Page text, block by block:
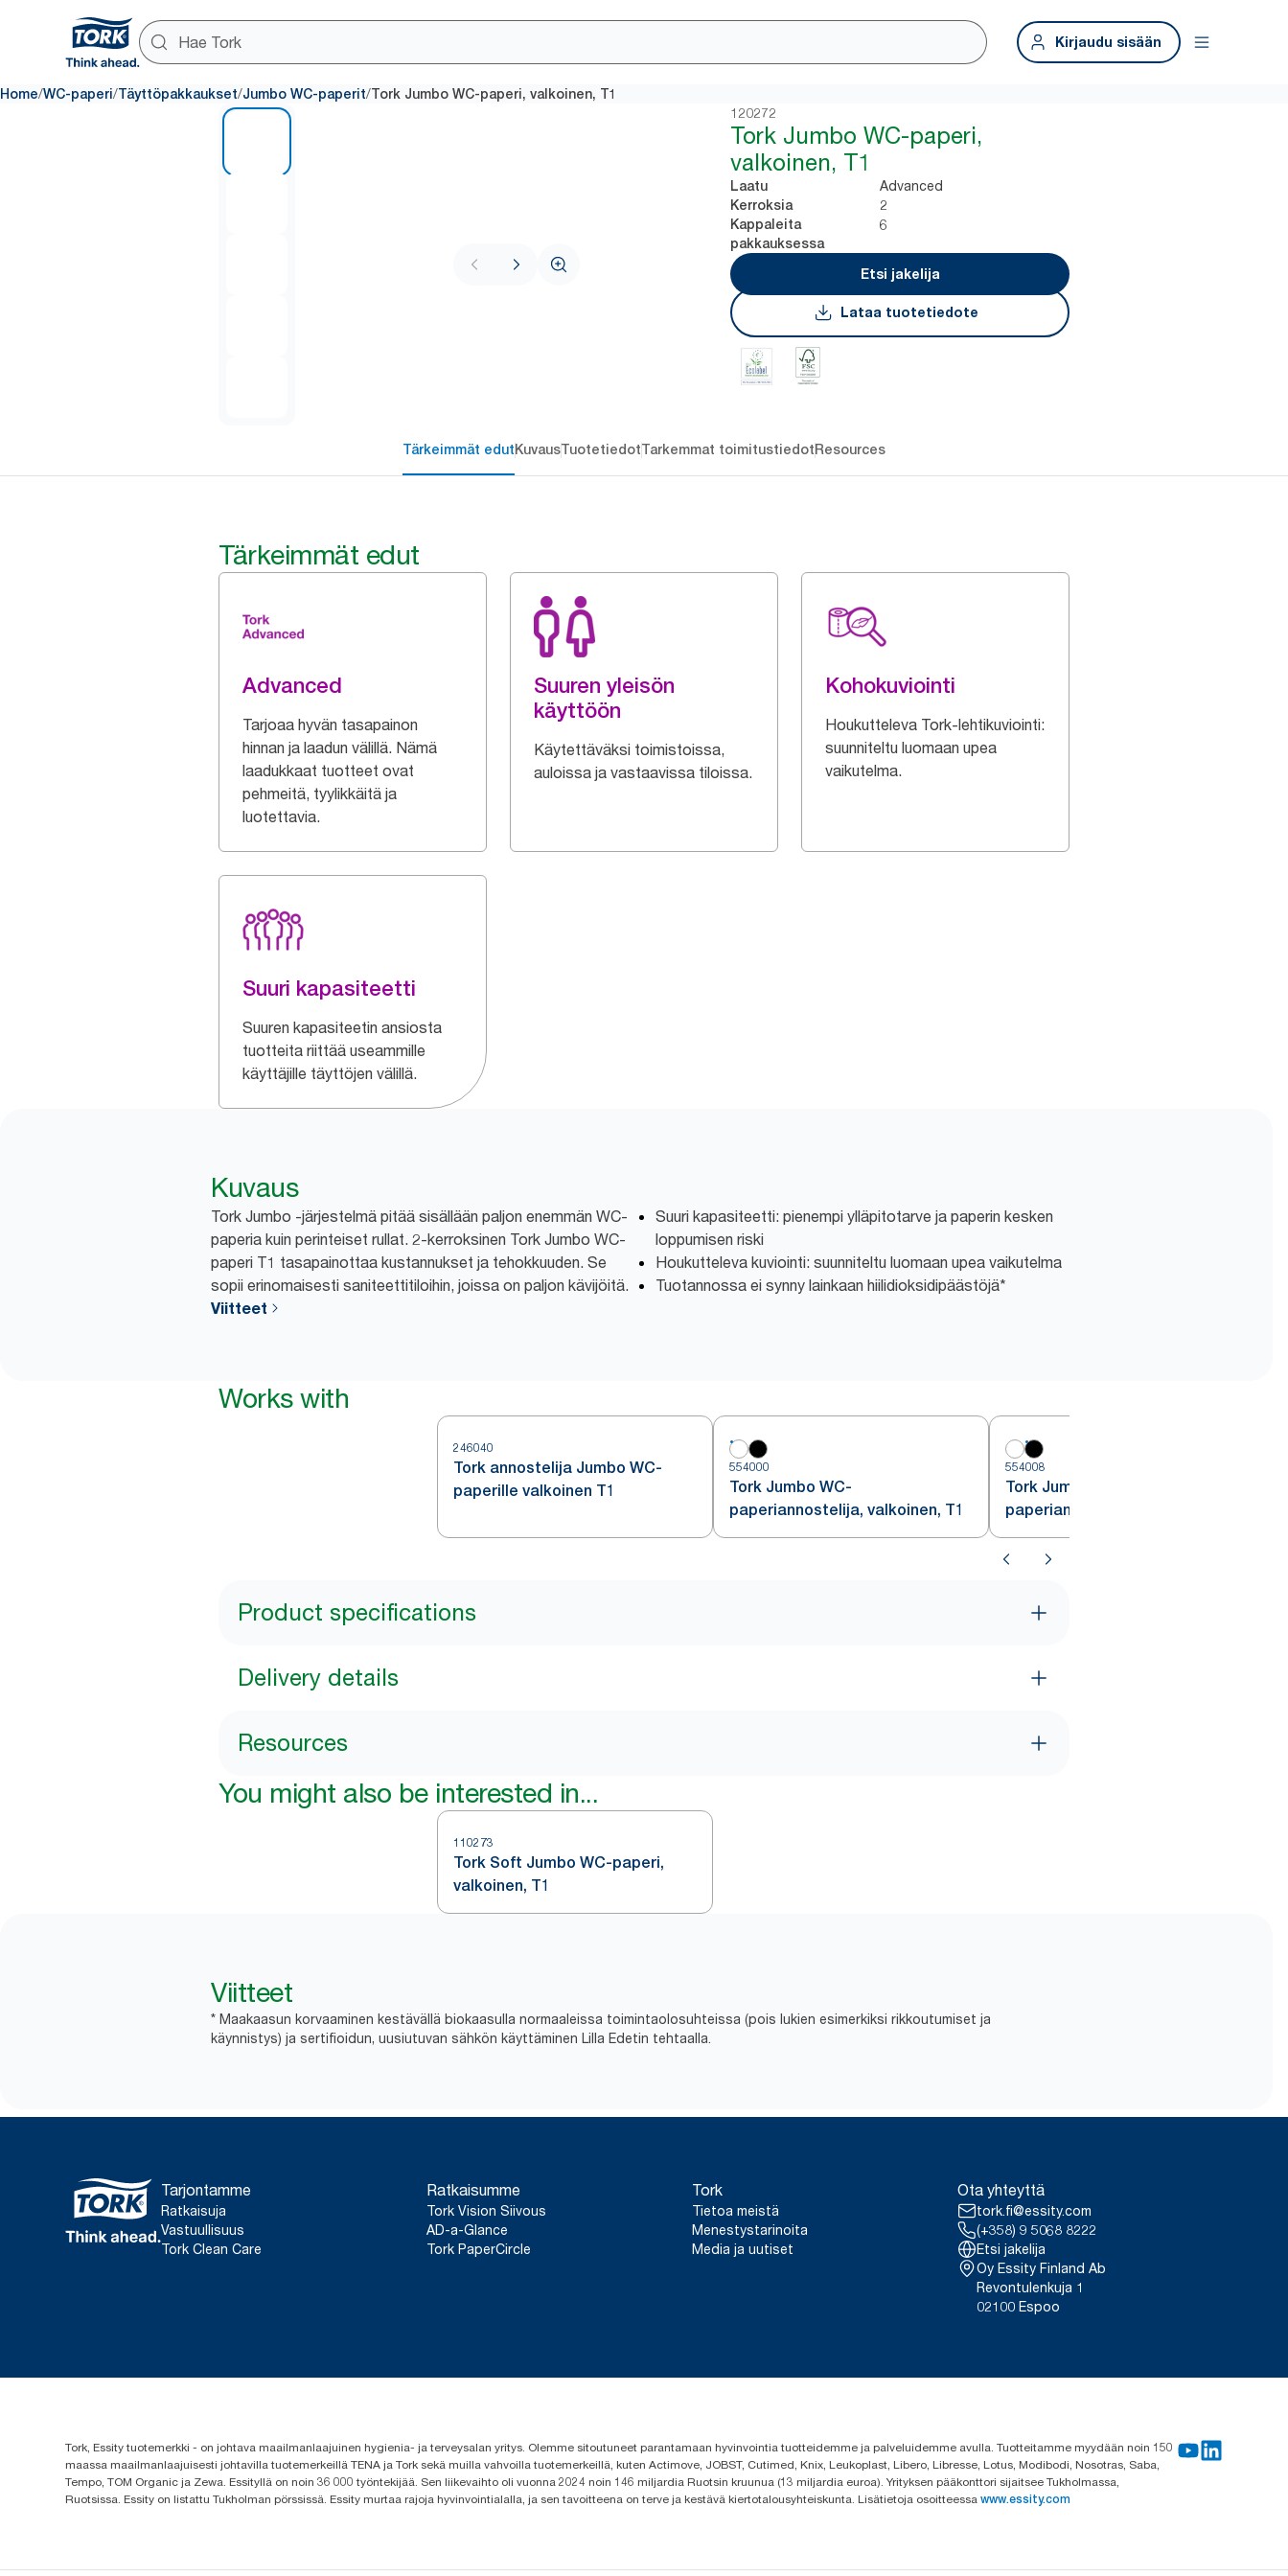
Kirjaudu sisään
Home/WC-paperi/Täyttöpakkaukset/Jumbo WC-paperit/Tork Jumbo WC-paperi, valkoinen, T1
120272
Tork Jumbo WC-paperi,
valkoinen, T1
Laatu Advanced
Kerroksia 2
Kappaleita
pakkauksessa
6
Etsi jakelija
Lataa tuotetiedote
Tärkeimmät edutKuvausTuotetiedotTarkemmat toimitustiedotResources
Tärkeimmät edut
Advanced
Tarjoaa hyvän tasapainon
hinnan ja laadun välillä. Nämä
laadukkaat tuotteet ovat
pehmeitä, tyylikkäitä ja
luotettavia.
Suuren yleisön
käyttöön
Käytettäväksi toimistoissa,
auloissa ja vastaavissa tiloissa.
Kohokuviointi
Houkutteleva Tork-lehtikuviointi:
suunniteltu luomaan upea
vaikutelma.
Suuri kapasiteetti
Suuren kapasiteetin ansiosta
tuotteita riittää useammille
käyttäjille täyttöjen välillä.
Kuvaus
Tork Jumbo -järjestelmä pitää sisällään paljon enemmän WC-
paperia kuin perinteiset rullat. 2-kerroksinen Tork Jumbo WC-
paperi T1 tasapainottaa kustannukset ja tehokkuuden. Se
sopii erinomaisesti saniteettitiloihin, joissa on paljon kävijöitä.
Viitteet
Suuri kapasiteetti: pienempi ylläpitotarve ja paperin kesken
loppumisen riski
Houkutteleva kuviointi: suunniteltu luomaan upea vaikutelma
Tuotannossa ei synny lainkaan hiilidioksidipäästöjä*
Works with
246040
Tork annostelija Jumbo WC-
paperille valkoinen T1
554000
Tork Jumbo WC-
paperiannostelija, valkoinen, T1
554008
Tork Jumbo WC-
paperiannostelija, musta, T1
Product specifications
Delivery details
Resources
You might also be interested in...
110273
Tork Soft Jumbo WC-paperi,
valkoinen, T1
Viitteet
* Maakaasun korvaaminen kestävällä biokaasulla normaaleissa toimintaolosuhteissa (pois lukien esimerkiksi rikkoutumiset ja
käynnistys) ja sertifioidun, uusiutuvan sähkön käyttäminen Lilla Edetin tehtaalla.
Tarjontamme
Ratkaisuja
Vastuullisuus
Tork Clean Care
Ratkaisumme
Tork Vision Siivous
AD-a-Glance
Tork PaperCircle
Tork
Tietoa meistä
Menestystarinoita
Media ja uutiset
Ota yhteyttä
tork.fi@essity.com
(+358) 9 5068 8222
Etsi jakelija
Oy Essity Finland Ab
Revontulenkuja 1
02100 Espoo
Tork, Essity tuotemerkki - on johtava maailmanlaajuinen hygienia- ja terveysalan yritys. Olemme sitoutuneet parantamaan hyvinvointia tuotteidemme ja palveluidemme avulla. Tuotteitamme myydään noin 150
maassa maailmanlaajuisesti johtavilla tuotemerkeillä TENA ja Tork sekä muilla vahvoilla tuotemerkeillä, kuten Actimove, JOBST, Cutimed, Knix, Leukoplast, Libero, Libresse, Lotus, Modibodi, Nosotras, Saba,
Tempo, TOM Organic ja Zewa. Essityllä on noin 36 000 työntekijää. Sen liikevaihto oli vuonna 2024 noin 146 miljardia Ruotsin kruunua (13 miljardia euroa). Yrityksen pääkonttori sijaitsee Tukholmassa,
Ruotsissa. Essity on listattu Tukholman pörssissä. Essity murtaa rajoja hyvinvointialalla, ja sen tavoitteena on terve ja kestävä kiertotalousyhteiskunta. Lisätietoja osoitteessa www.essity.com